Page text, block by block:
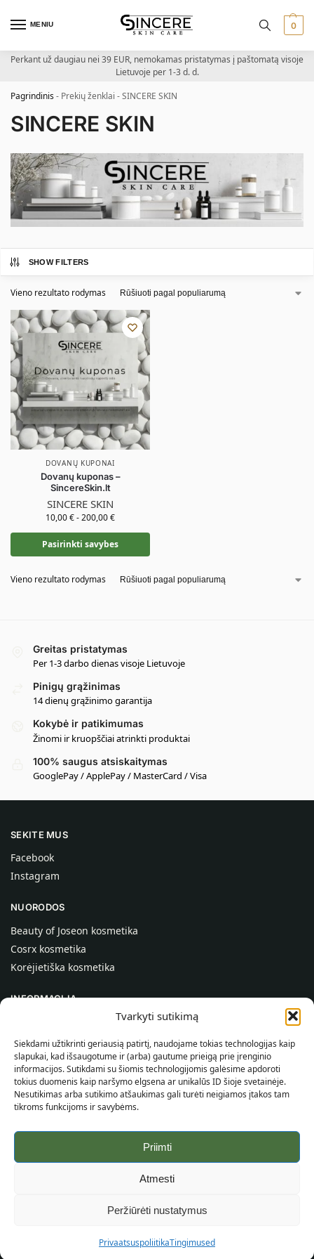
Tvarkyti sutikimą
Siekdami užtikrinti geriausią patirtį, naudojame tokias technologijas kaip
slapukai, kad išsaugotume ir (arba) gautume prieigą prie įrenginio
informacijos. Sutikdami su šiomis technologijomis galėsime apdoroti
tokius duomenis kaip naršymo elgsena ar unikalūs ID šioje svetainėje.
Nesutikimas arba sutikimo atšaukimas gali turėti neigiamos įtakos tam
tikroms funkcijoms ir savybėms.
Priimti
Atmesti
Peržiūrėti nustatymus
PrivaatsuspoliitikaTingimused
MENIU 0
Perkant už daugiau nei 39 EUR, nemokamas pristatymas į paštomatą visoje
Lietuvoje per 1-3 d. d.
Pagrindinis- Prekių ženklai -SINCERE SKIN
SINCERE SKIN
SHOW FILTERS
Vieno rezultato rodymas
DOVANŲ KUPONAI
Dovanų kuponas –
SincereSkin.lt
SINCERE SKIN
10,00€-200,00€
Pasirinkti savybes
Vieno rezultato rodymas
Greitas pristatymas
Per 1-3 darbo dienas visoje Lietuvoje
Pinigų grąžinimas
14 dienų grąžinimo garantija
Kokybė ir patikimumas
Žinomi ir kruopščiai atrinkti produktai
100% saugus atsiskaitymas
GooglePay / ApplePay / MasterCard / Visa
SEKITE MUS
Facebook
Instagram
NUORODOS
Beauty of Joseon kosmetika
Cosrx kosmetika
Korėjietiška kosmetika
INFORMACIJA
Kontaktai
Pagalba
INFORMACIJA PIRKĖJUI
Pristatymo sąlygos
Taisyklės ir sąlygos
Svetainės žemėlapis